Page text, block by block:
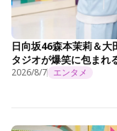
日向坂46森本茉莉＆大
タジオが爆笑に包まれ
2026/8/7 エンタメ